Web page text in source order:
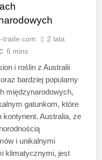
trade.com
2 lata
6 mins
i roślin z Australii
bardziej popularny
międzynarodowych,
gatunkom, które
kontynent. Australia, ze
i unikalnymi
klimatycznymi, jest